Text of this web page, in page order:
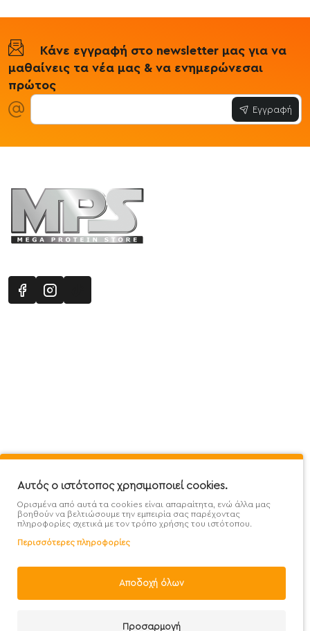
Κάνε εγγραφή στο newsletter μας για να
μαθαίνεις τα νέα μας & να ενημερώνεσαι
πρώτος
Εγγραφή
Προσφορές - Clearence GDPR
Χονδρική
Handcrafted with 💙 in Athens
Αυτός ο ιστότοπος χρησιμοποιεί cookies.
Ορισμένα από αυτά τα cookies είναι απαραίτητα, ενώ άλλα μας
βοηθούν να βελτιώσουμε την εμπειρία σας παρέχοντας
πληροφορίες σχετικά με τον τρόπο χρήσης του ιστότοπου.
Περισσότερες πληροφορίες
Αποδοχή όλων
Προσαρμογή